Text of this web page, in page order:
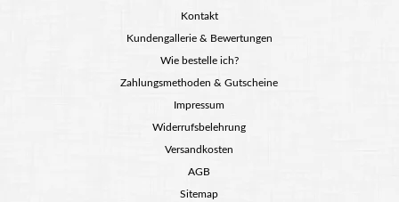
Kontakt
Kundengallerie & Bewertungen
Wie bestelle ich?
Zahlungsmethoden & Gutscheine
Impressum
Widerrufsbelehrung
Versandkosten
AGB
Sitemap